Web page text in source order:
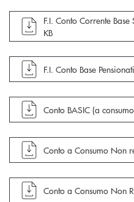
apre documento in una
F.I. Conto Corrente
KB
apre documento in una
F.I. Conto Base
apre documento in una
Conto BASIC (a
apre documento in una
Conto a Consumo Non
apre documento in una
Conto a Consumo Non